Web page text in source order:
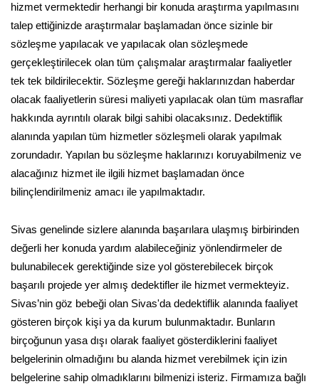
hizmet vermektedir herhangi bir konuda araştırma yapılmasını
talep ettiğinizde araştırmalar başlamadan önce sizinle bir
sözleşme yapılacak ve yapılacak olan sözleşmede
gerçekleştirilecek olan tüm çalışmalar araştırmalar faaliyetler
tek tek bildirilecektir. Sözleşme gereği haklarınızdan haberdar
olacak faaliyetlerin süresi maliyeti yapılacak olan tüm masraflar
hakkında ayrıntılı olarak bilgi sahibi olacaksınız. Dedektiflik
alanında yapılan tüm hizmetler sözleşmeli olarak yapılmak
zorundadır. Yapılan bu sözleşme haklarınızı koruyabilmeniz ve
alacağınız hizmet ile ilgili hizmet başlamadan önce
bilinçlendirilmeniz amacı ile yapılmaktadır.
Sivas genelinde sizlere alanında başarılara ulaşmış birbirinden
değerli her konuda yardım alabileceğiniz yönlendirmeler de
bulunabilecek gerektiğinde size yol gösterebilecek birçok
başarılı projede yer almış dedektifler ile hizmet vermekteyiz.
Sivas’nin göz bebeği olan Sivas'da dedektiflik alanında faaliyet
gösteren birçok kişi ya da kurum bulunmaktadır. Bunların
birçoğunun yasa dışı olarak faaliyet gösterdiklerini faaliyet
belgelerinin olmadığını bu alanda hizmet verebilmek için izin
belgelerine sahip olmadıklarını bilmenizi isteriz. Firmamıza bağlı